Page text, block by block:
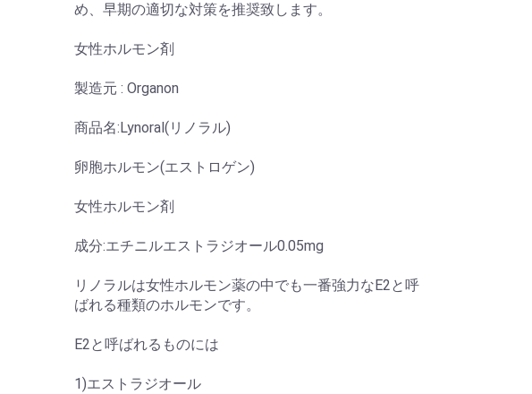
め、早期の適切な対策を推奨致します。
女性ホルモン剤
製造元 : Organon
商品名:Lynoral(リノラル)
卵胞ホルモン(エストロゲン)
女性ホルモン剤
成分:エチニルエストラジオール0.05mg
リノラルは女性ホルモン薬の中でも一番強力なE2と呼
ばれる種類のホルモンです。
E2と呼ばれるものには
1)エストラジオール